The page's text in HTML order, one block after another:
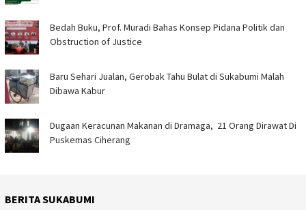
Bedah Buku, Prof. Muradi Bahas Konsep Pidana Politik dan
Obstruction of Justice
Baru Sehari Jualan, Gerobak Tahu Bulat di Sukabumi Malah
Dibawa Kabur
‎Dugaan Keracunan Makanan di Dramaga, 21 Orang Dirawat Di
Puskemas Ciherang ‎
BERITA SUKABUMI